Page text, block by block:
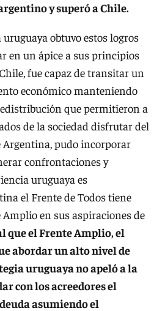
y superó a Chile.
obtuvo estos logros
en un ápice a sus principios
fue capaz de transitar un
económico manteniendo
que permitieron a
de la sociedad disfrutar del
Argentina, pudo incorporar
confrontaciones y
uruguaya es
el Frente de Todos tiene
en sus aspiraciones de
que el Frente Amplio, el
abordar un alto nivel de
uruguaya no apeló a la
con los acreedores el
asumiendo el